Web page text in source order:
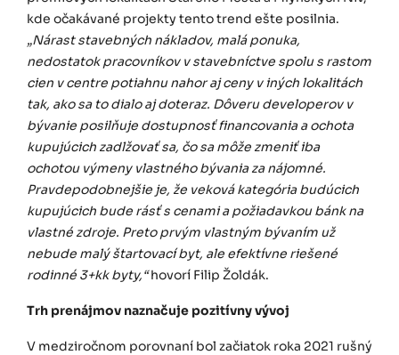
kde očakávané projekty tento trend ešte posilnia.
„Nárast stavebných nákladov, malá ponuka,
nedostatok pracovníkov v stavebníctve spolu s rastom
cien v centre potiahnu nahor aj ceny v iných lokalitách
tak, ako sa to dialo aj doteraz. Dôveru developerov v
bývanie posilňuje dostupnosť financovania a ochota
kupujúcich zadlžovať sa, čo sa môže zmeniť iba
ochotou výmeny vlastného bývania za nájomné.
Pravdepodobnejšie je, že veková kategória budúcich
kupujúcich bude rásť s cenami a požiadavkou bánk na
vlastné zdroje. Preto prvým vlastným bývaním už
nebude malý štartovací byt, ale efektívne riešené
rodinné 3+kk byty,“hovorí Filip Žoldák.
Trh prenájmov naznačuje pozitívny vývoj
V medziročnom porovnaní bol začiatok roka 2021 rušný